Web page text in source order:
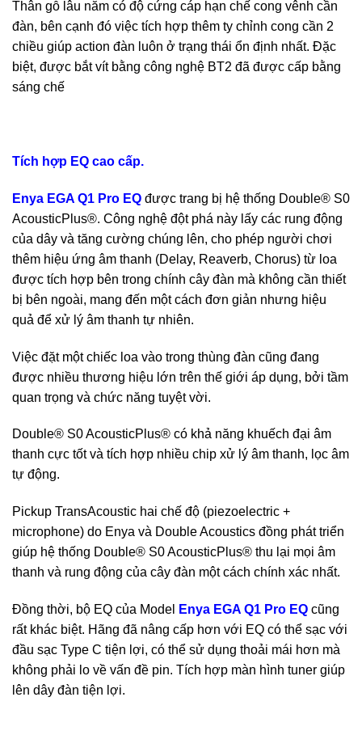
Thân gỗ lâu năm có độ cứng cáp hạn chế cong vênh cần
đàn, bên cạnh đó việc tích hợp thêm ty chỉnh cong cần 2
chiều giúp action đàn luôn ở trạng thái ổn định nhất. Đặc
biệt, được bắt vít bằng công nghệ BT2 đã được cấp bằng
sáng chế
Tích hợp EQ cao cấp.
Enya EGA Q1 Pro EQ được trang bị hệ thống Double® S0
AcousticPlus®. Công nghệ đột phá này lấy các rung động
của dây và tăng cường chúng lên, cho phép người chơi
thêm hiệu ứng âm thanh (Delay, Reaverb, Chorus) từ loa
được tích hợp bên trong chính cây đàn mà không cần thiết
bị bên ngoài, mang đến một cách đơn giản nhưng hiệu
quả để xử lý âm thanh tự nhiên.
Việc đặt một chiếc loa vào trong thùng đàn cũng đang
được nhiều thương hiệu lớn trên thế giới áp dụng, bởi tầm
quan trọng và chức năng tuyệt vời.
Double® S0 AcousticPlus® có khả năng khuếch đại âm
thanh cực tốt và tích hợp nhiều chip xử lý âm thanh, lọc âm
tự động.
Pickup TransAcoustic hai chế độ (piezoelectric +
microphone) do Enya và Double Acoustics đồng phát triển
giúp hệ thống Double® S0 AcousticPlus® thu lại mọi âm
thanh và rung động của cây đàn một cách chính xác nhất.
Đồng thời, bộ EQ của Model Enya EGA Q1 Pro EQ cũng
rất khác biệt. Hãng đã nâng cấp hơn với EQ có thể sạc với
đầu sạc Type C tiện lợi, có thể sử dụng thoải mái hơn mà
không phải lo về vấn đề pin. Tích hợp màn hình tuner giúp
lên dây đàn tiện lợi.